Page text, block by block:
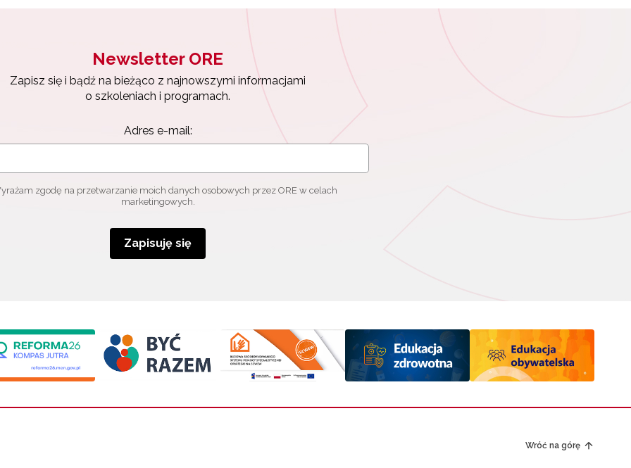
Newsletter ORE
Zapisz się i bądź na bieżąco z najnowszymi informacjami
o szkoleniach i programach.
Adres e-mail:
zgodę na przetwarzanie moich danych osobowych przez ORE w celach
marketingowych.
Zapisuję się
Wróć na górę